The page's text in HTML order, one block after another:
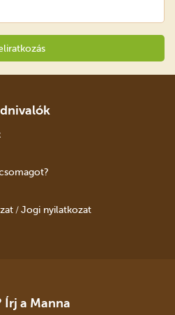
/ Jogi nyilatkozat
Írj a Manna